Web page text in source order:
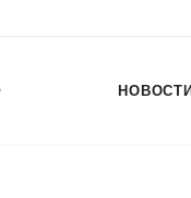
НОВОСТИ